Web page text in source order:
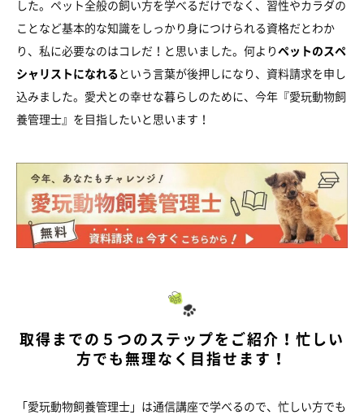
した。ペット全般の飼い方を学べるだけでなく、習性やカラダの
ことなど基本的な知識をしっかり身につけられる資格だとわか
り、私に必要なのはコレだ！と思いました。何よりペットのスペ
シャリストになれるという言葉が後押しになり、資料請求を申し
込みました。愛犬との幸せな暮らしのために、今年『愛玩動物飼
養管理士』を目指したいと思います！
取得までの５つのステップをご紹介！忙しい
方でも無理なく目指せます！
「愛玩動物飼養管理士」は通信講座で学べるので、忙しい方でも